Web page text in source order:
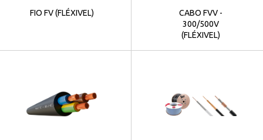
FIO FV (FLÉXIVEL)
CABO FVV -
300/500V
(FLÉXIVEL)